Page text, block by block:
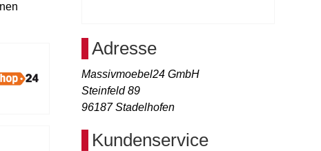
Adresse
Massivmoebel24 GmbH
Steinfeld 89
96187 Stadelhofen
Kundenservice